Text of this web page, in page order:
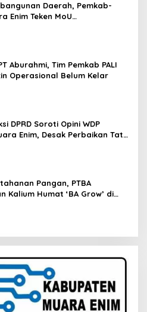
Daerah, Pemkab-
Enim Teken MoU
Aburahmi, Tim Pemkab PALI
Operasional Belum Kelar
DPRD Soroti Opini WDP
Enim, Desak Perbaikan Tata
Pangan, PTBA
Kalium Humat ‘BA Grow’ di